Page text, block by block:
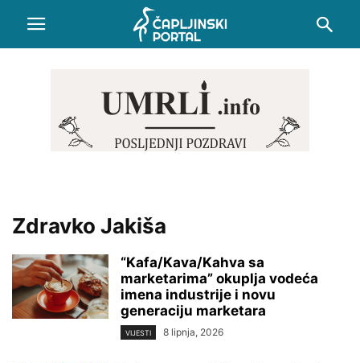
Zdravko Jakiša
“Kafa/Kava/Kahva sa
marketarima” okuplja vodeća
imena industrije i novu
generaciju marketara
VIJESTI 8 lipnja, 2026